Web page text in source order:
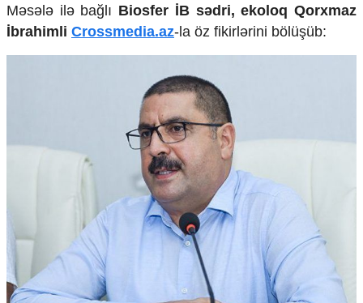
COP29
Cəmiyyət
Məhkəmə və hüquq
Gənclər və İdman
Media və QHT
Mənəvi dəyərlər
Texnologiya
Mətbuat-150
Məsələ ilə bağlı Biosfer İB sədri, ekoloq Qorxmaz
İbrahimli Crossmedia.az-la öz fikirlərini bölüşüb: